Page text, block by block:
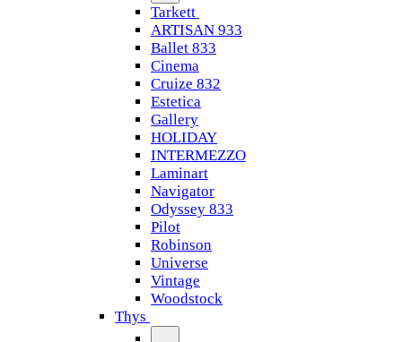
Tarkett
ARTISAN 933
Ballet 833
Cinema
Cruize 832
Estetica
Gallery
HOLIDAY
INTERMEZZO
Laminart
Navigator
Odyssey 833
Pilot
Robinson
Universe
Vintage
Woodstock
Thys